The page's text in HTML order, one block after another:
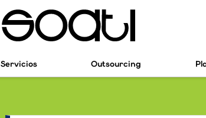
Servicios Outsourcing